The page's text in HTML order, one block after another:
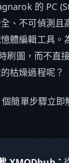
的 PC
、不可偵測且
體編輯工具。
刷圖，而不直
枯燥過程呢？
簡單步驟立即